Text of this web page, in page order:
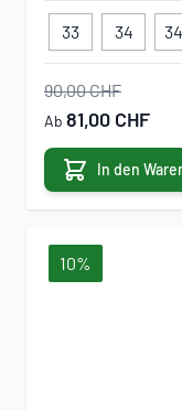
33 34
90,00 CHF
Ab 81,00 CHF
In den
10%